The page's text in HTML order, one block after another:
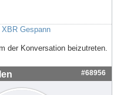
XBR Gespann
der Konversation beizutreten.
#68956